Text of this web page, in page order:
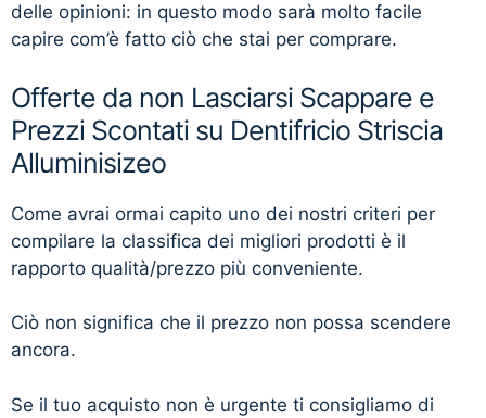
delle opinioni: in questo modo sarà molto facile
capire com’è fatto ciò che stai per comprare.
Offerte da non Lasciarsi Scappare e
Prezzi Scontati su Dentifricio Striscia
Alluminisizeo
Come avrai ormai capito uno dei nostri criteri per
compilare la classifica dei migliori prodotti è il
rapporto qualità/prezzo più conveniente.
Ciò non significa che il prezzo non possa scendere
ancora.
Se il tuo acquisto non è urgente ti consigliamo di